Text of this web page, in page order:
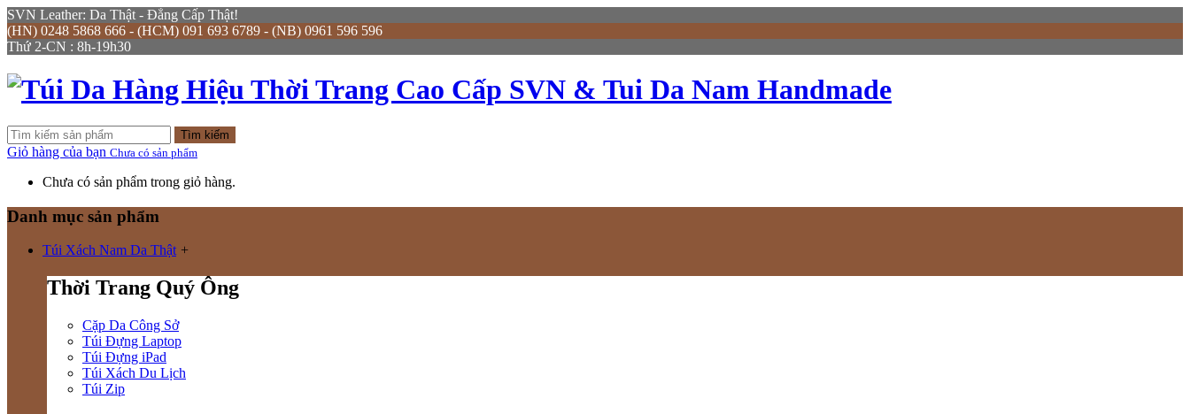
SVN Leather: Da Thật - Đẳng Cấp Thật!
(HN) 0248 5868 666 - (HCM) 091 693 6789 - (NB) 0961 596 596
Thứ 2-CN : 8h-19h30
Tìm kiếm
Giỏ hàng của bạn Chưa có sản phẩm
Chưa có sản phẩm trong giỏ hàng.
Danh mục sản phẩm
Túi Xách Nam Da Thật +
Thời Trang Quý Ông
Cặp Da Công Sở
Túi Đựng Laptop
Túi Đựng iPad
Túi Xách Du Lịch
Túi Zip